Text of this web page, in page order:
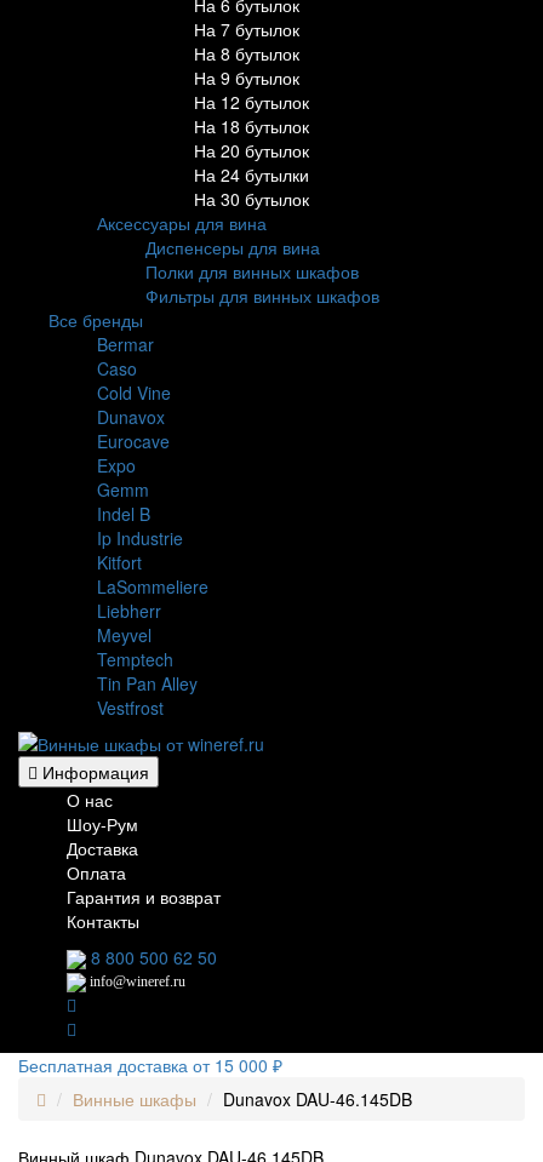
На 7 бутылок
На 8 бутылок
На 9 бутылок
На 12 бутылок
На 18 бутылок
На 20 бутылок
На 24 бутылки
На 30 бутылок
Аксессуары для вина
Диспенсеры для вина
Полки для винных шкафов
Фильтры для винных шкафов
Все бренды
Bermar
Caso
Cold Vine
Dunavox
Eurocave
Expo
Gemm
Indel B
Ip Industrie
Kitfort
LaSommeliere
Liebherr
Meyvel
Temptech
Tin Pan Alley
Vestfrost
Информация
О нас
Шоу-Рум
Доставка
Оплата
Гарантия и возврат
Контакты
8 800 500 62 50
info@wineref.ru
Бесплатная доставка от 15 000 ₽
Винные шкафы
Dunavox DAU-46.145DB